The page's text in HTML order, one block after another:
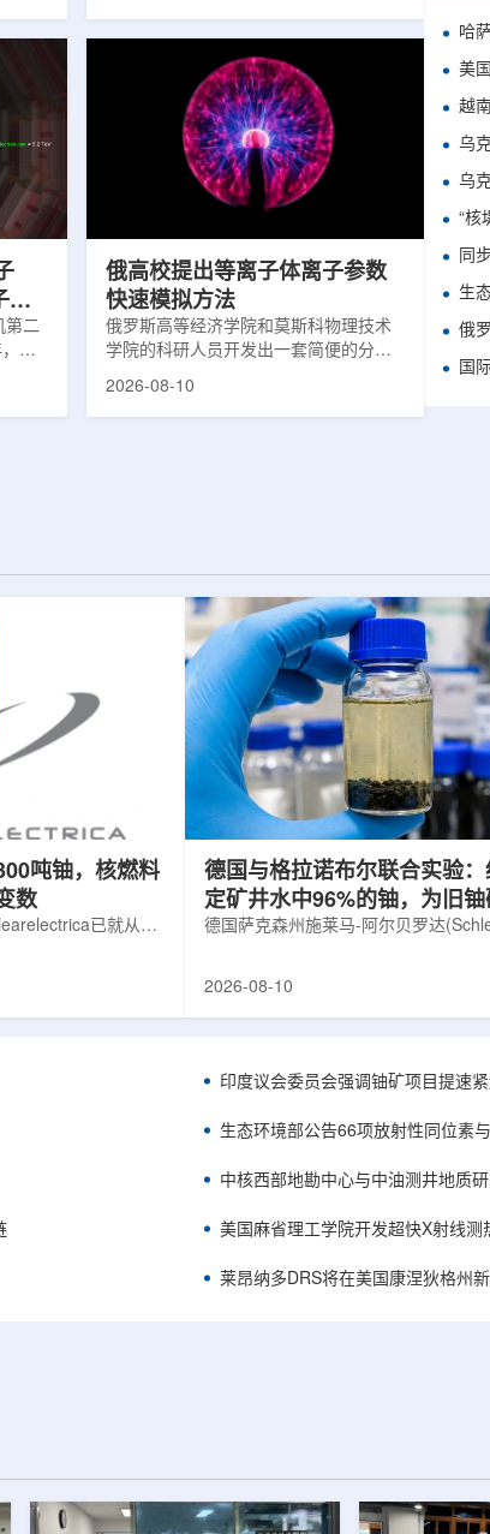
包
制
直
足
大
核工
需
设
究、混合角θ13精确测量以及江门中微子
绍，基础科学奖章面向全球基础科学领
域取得突破性成果的科学家设立，覆盖
数学、物理、工程三大领域。王贻芳此
次获奖的成果包括率先发现一种新的中
微子振荡模式、首次精确测量混合角
θ13，并领导完成江门中微子实验...
可
第二
即
子
俄高校提出等离子体离子参数
快速模拟方法
俄罗斯高等经济学院和莫斯科物理技术
学院的科研人员开发出一套简便的分析
方法，可用于计算强电场作用下氦气中
2026-08-10
美
越
乌
乌
“核
同
俄
国
吨铀，核燃料
数
已就从尼
代表团继续与尼方
未达成任何最终协
在于，罗马尼亚正
已不再进行大规模
电站的运营...
德国与格拉诺布尔联合实验：
定矿井水中96%的铀，为旧铀
提供新思路
德国萨克森州施莱马-阿尔贝罗达
指导值每升0.03毫克。这意味着即便
地下水迁移并进入河流或饮用水源。由
霍兹德累斯顿-罗森多夫研究中心、格
等机构参与的团队，直接使用该矿井
展实验，并取得了引人关注的结果：
2026-08-10
印度议会委员会强调铀矿项目提速
生态环境部公告66项放射性同位素
中核西部地勘中心与中油测井地质
美国麻省理工学院开发超快X射线
莱昂纳多DRS将在美国康涅狄格州